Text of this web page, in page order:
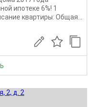
ипотеке 6%! 1
квартиры: Общая...